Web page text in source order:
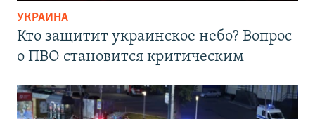
УКРАИНА
Кто защитит украинское небо? Вопрос
о ПВО становится критическим